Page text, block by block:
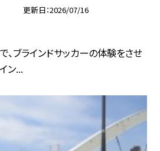
更新日 2026/07/16
ブラインドサッカーの体験をさせ
ン...